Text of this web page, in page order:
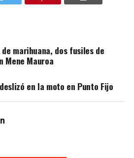
marihuana, dos fusiles de
Mene Mauroa
en la moto en Punto Fijo